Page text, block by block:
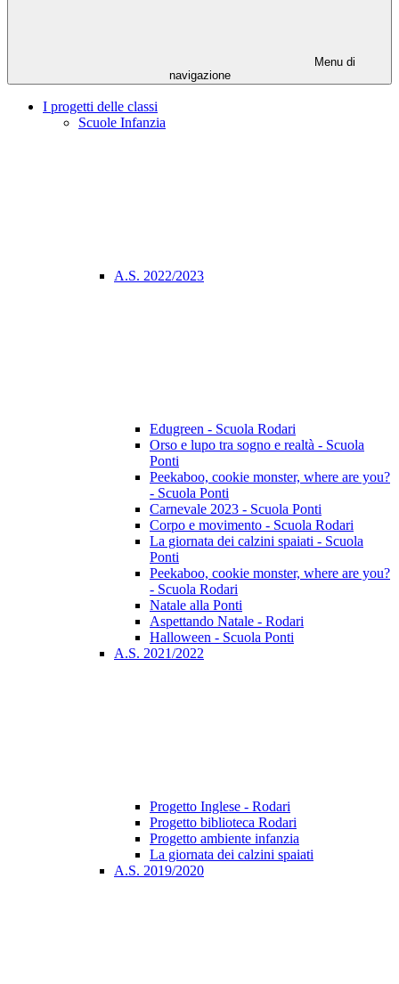
Menu di
navigazione
I progetti delle classi
Scuole Infanzia
A.S. 2022/2023
Edugreen - Scuola Rodari
Orso e lupo tra sogno e realtà - Scuola
Ponti
Peekaboo, cookie monster, where are you?
- Scuola Ponti
Carnevale 2023 - Scuola Ponti
Corpo e movimento - Scuola Rodari
La giornata dei calzini spaiati - Scuola
Ponti
Peekaboo, cookie monster, where are you?
- Scuola Rodari
Natale alla Ponti
Aspettando Natale - Rodari
Halloween - Scuola Ponti
A.S. 2021/2022
Progetto Inglese - Rodari
Progetto biblioteca Rodari
Progetto ambiente infanzia
La giornata dei calzini spaiati
A.S. 2019/2020